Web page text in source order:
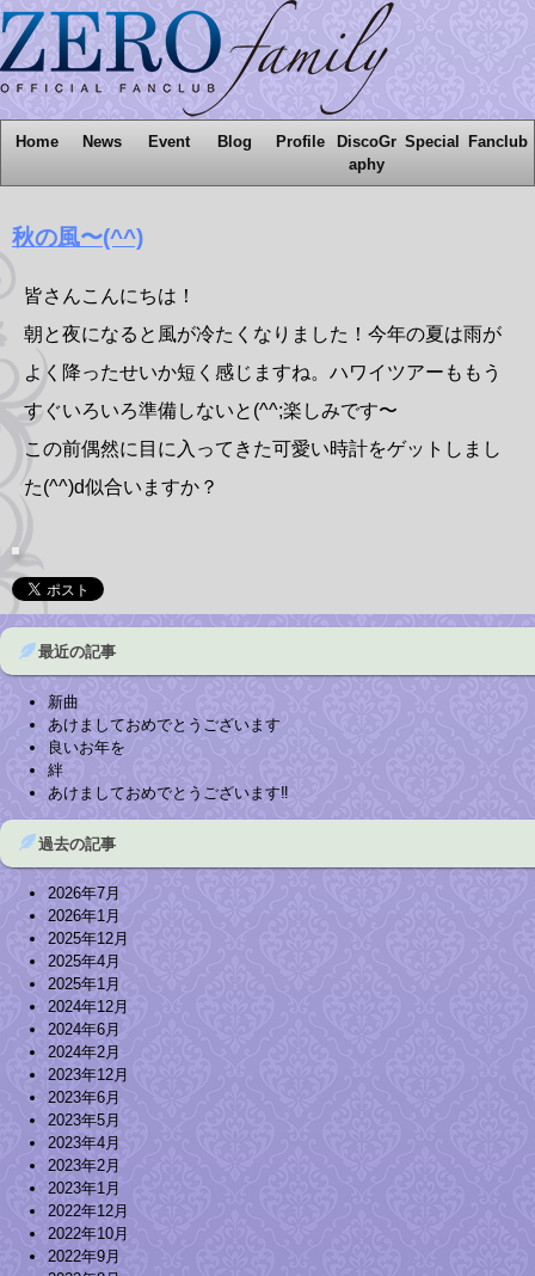
Home News Event Blog Profile
DiscoGr
aphy
Special Fanclub
秋の風〜(^^)
皆さんこんにちは！
朝と夜になると風が冷たくなりました！今年の夏は雨が
よく降ったせいか短く感じますね。ハワイツアーももう
すぐいろいろ準備しないと(^^;楽しみです〜
この前偶然に目に入ってきた可愛い時計をゲットしまし
た(^^)d似合いますか？
最近の記事
新曲
あけましておめでとうございます
良いお年を
絆
あけましておめでとうございます‼︎
過去の記事
2026年7月
2026年1月
2025年12月
2025年4月
2025年1月
2024年12月
2024年6月
2024年2月
2023年12月
2023年6月
2023年5月
2023年4月
2023年2月
2023年1月
2022年12月
2022年10月
2022年9月